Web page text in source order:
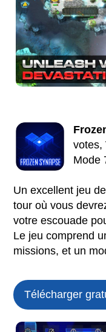
votes,
Mode
Un excellent jeu
tour où vous
votre escouade
Le jeu comprend
missions, et un
Télécharger